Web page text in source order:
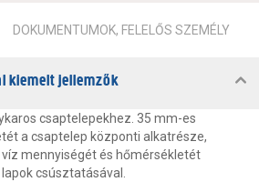
DOKUMENTUMOK, FELELŐS SZEMÉLY
kiemelt jellemzők
csaptelepekhez. 35 mm-es
a csaptelep központi alkatrésze,
mennyiségét és hőmérsékletét
csúsztatásával.